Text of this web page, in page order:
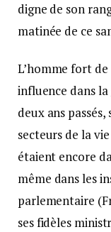
digne de son
matinée de ce
L’homme fort
influence dans la
deux ans
secteurs de la
étaient encore
même dans les
parlementaire
ses fidèles